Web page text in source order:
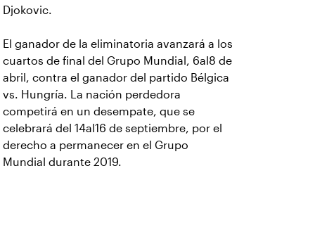
Djokovic.
El ganador de la eliminatoria avanzará a los
cuartos de final del Grupo Mundial, 6al8 de
abril, contra el ganador del partido Bélgica
vs. Hungría. La nación perdedora
competirá en un desempate, que se
celebrará del 14al16 de septiembre, por el
derecho a permanecer en el Grupo
Mundial durante 2019.